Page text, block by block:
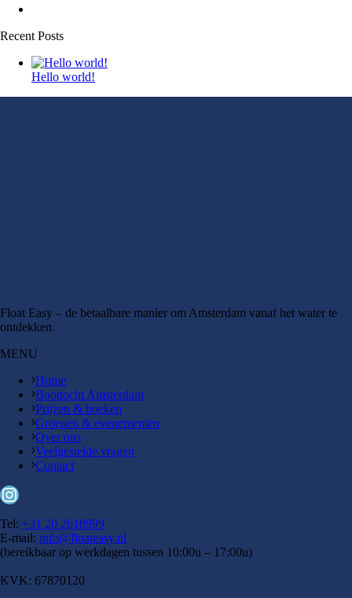
Recent Posts
Hello world!
Float Easy – de betaalbare manier om Amsterdam vanaf het water te
ontdekken.
MENU
Home
Boottocht Amsterdam
Prijzen & boeken
Groepen & evenementen
Over ons
Veelgestelde vragen
Contact
Instagram
Tel: +31 20 2618999
E-mail: info@floateasy.nl
(bereikbaar op werkdagen tussen 10:00u – 17:00u)
KVK: 67870120